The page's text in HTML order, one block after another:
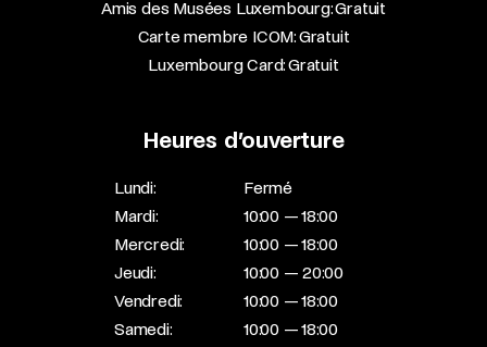
Amis des Musées Luxembourg: Gratuit
Carte membre ICOM: Gratuit
Luxembourg Card: Gratuit
Heures d’ouverture
Lundi:
Fermé
Mardi:
10:00 — 18:00
Mercredi:
10:00 — 18:00
Jeudi:
10:00 — 20:00
Vendredi:
10:00 — 18:00
Samedi:
10:00 — 18:00